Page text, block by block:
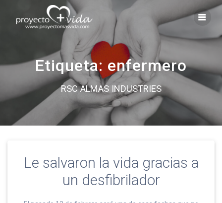
contenido
Etiqueta: enfermero
RSC ALMAS INDUSTRIES
Le salvaron la vida gracias a
un desfibrilador